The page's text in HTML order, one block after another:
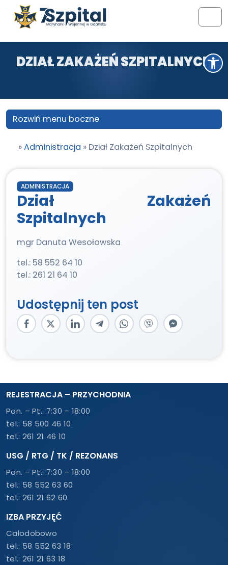
Otwórz pasek narzędzi
Przejdź do treści
Przejdź do stopki
DZIAŁ ZAKAŻEŃ SZPITALNYCH
»Administracja » Dział Zakażeń Szpitalnych
ADMINISTRACJA
Dział Zakażeń
Szpitalnych
mgr Danuta Wesołowska
tel.: 58 552 64 10
tel.: 261 21 64 10
Udostępnij ten post
Rozwiń menu boczne
REJESTRACJA – PRZYCHODNIA
Pon. – Pt.: 7:30 – 18:00
tel.: 58 500 46 10
tel.: 261 21 46 10
USG / RTG / TK / REZONANS
Pon. – Pt.: 7:30 – 18:00
tel.: 58 552 63 60
tel.: 261 21 62 60
IZBA PRZYJĘĆ
Całodobowo
tel.: 58 552 63 18
tel.: 261 21 63 18